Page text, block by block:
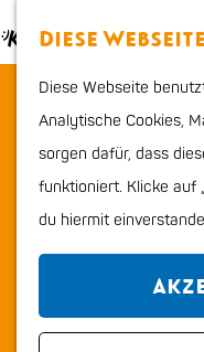
Diese
Diese Webseite
Analytische Cookies,
sorgen dafür, dass
funktioniert. Klicke auf
du hiermit
G
K
r
t
e
S
c
h
e
n
e
n
ü
Casa Cara
Kontakt
s
Routeb